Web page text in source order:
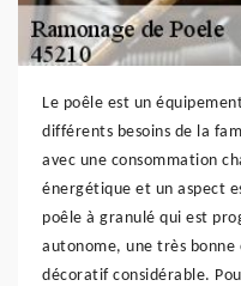
Le poêle est un
différents besoins de la
avec une consommation
énergétique et un aspect
poêle à granulé qui est
autonome, une très
décoratif considérable.